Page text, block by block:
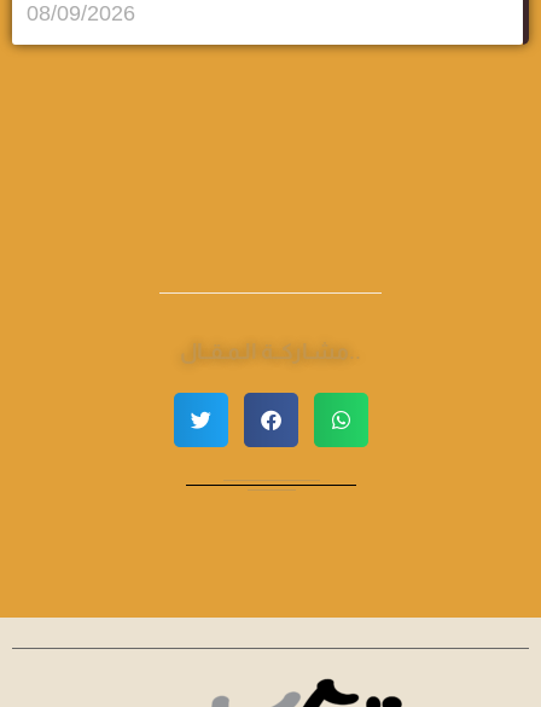
08/09/2026
مشـاركــة الـمـقــال..